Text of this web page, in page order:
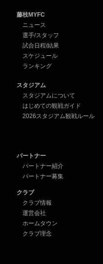
藤枝MYFC
ニュース
選手/スタッフ
試合日程/結果
スケジュール
ランキング
スタジアム
スタジアムについて
はじめての観戦ガイド
2026スタジアム観戦ルール
パートナー
パートナー紹介
パートナー募集
クラブ
クラブ情報
運営会社
ホームタウン
クラブ理念